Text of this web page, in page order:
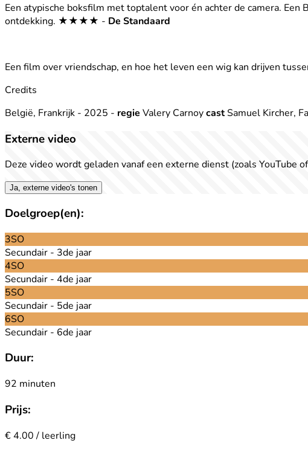
Een atypische boksfilm met toptalent voor én achter de camera.
ontdekking. ★★★★ - De Standaard
Een film over vriendschap, en hoe het leven een wig kan drijven
Credits
België, Frankrijk - 2025 - regie Valery CarnoycastSamuel Kircher,
Externe video
Deze video wordt geladen vanaf een externe dienst (zoals YouTube
Ja, externe video's tonen
Doelgroep(en):
3SO
Secundair - 3de jaar
4SO
Secundair - 4de jaar
5SO
Secundair - 5de jaar
6SO
Secundair - 6de jaar
Duur:
92 minuten
Prijs:
€ 4.00 / leerling